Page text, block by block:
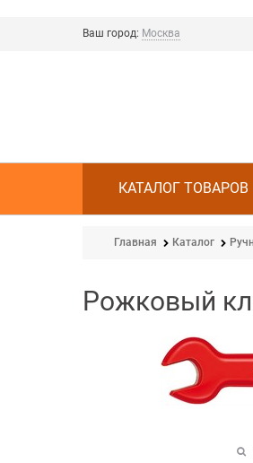
Ваш город: Москва
КАТАЛОГ ТОВАРОВ
Главная Каталог
Рожковый